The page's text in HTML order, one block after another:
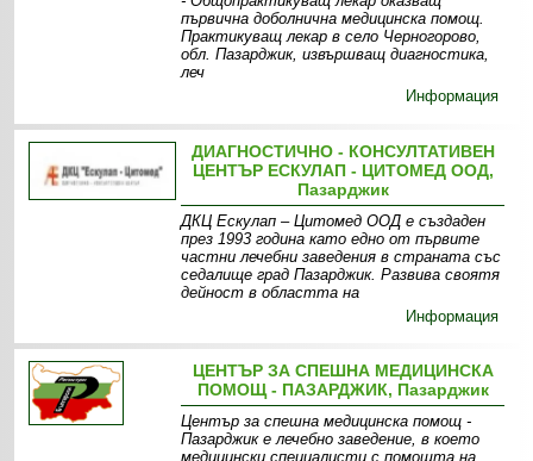
първична доболнична медицинска помощ.
Практикуващ лекар в село Черногорово,
обл. Пазарджик, извършващ диагностика,
леч
Информация
ДИАГНОСТИЧНО - КОНСУЛТАТИВЕН
ЦЕНТЪР ЕСКУЛАП - ЦИТОМЕД ООД,
Пазарджик
ДКЦ Ескулап – Цитомед ООД е създаден
през 1993 година като едно от първите
частни лечебни заведения в страната със
седалище град Пазарджик. Развива своятя
дейност в областта на
Информация
ЦЕНТЪР ЗА СПЕШНА МЕДИЦИНСКА
ПОМОЩ - ПАЗАРДЖИК, Пазарджик
Център за спешна медицинска помощ -
Пазарджик е лечебно заведение, в което
медицински специалисти с помощта на